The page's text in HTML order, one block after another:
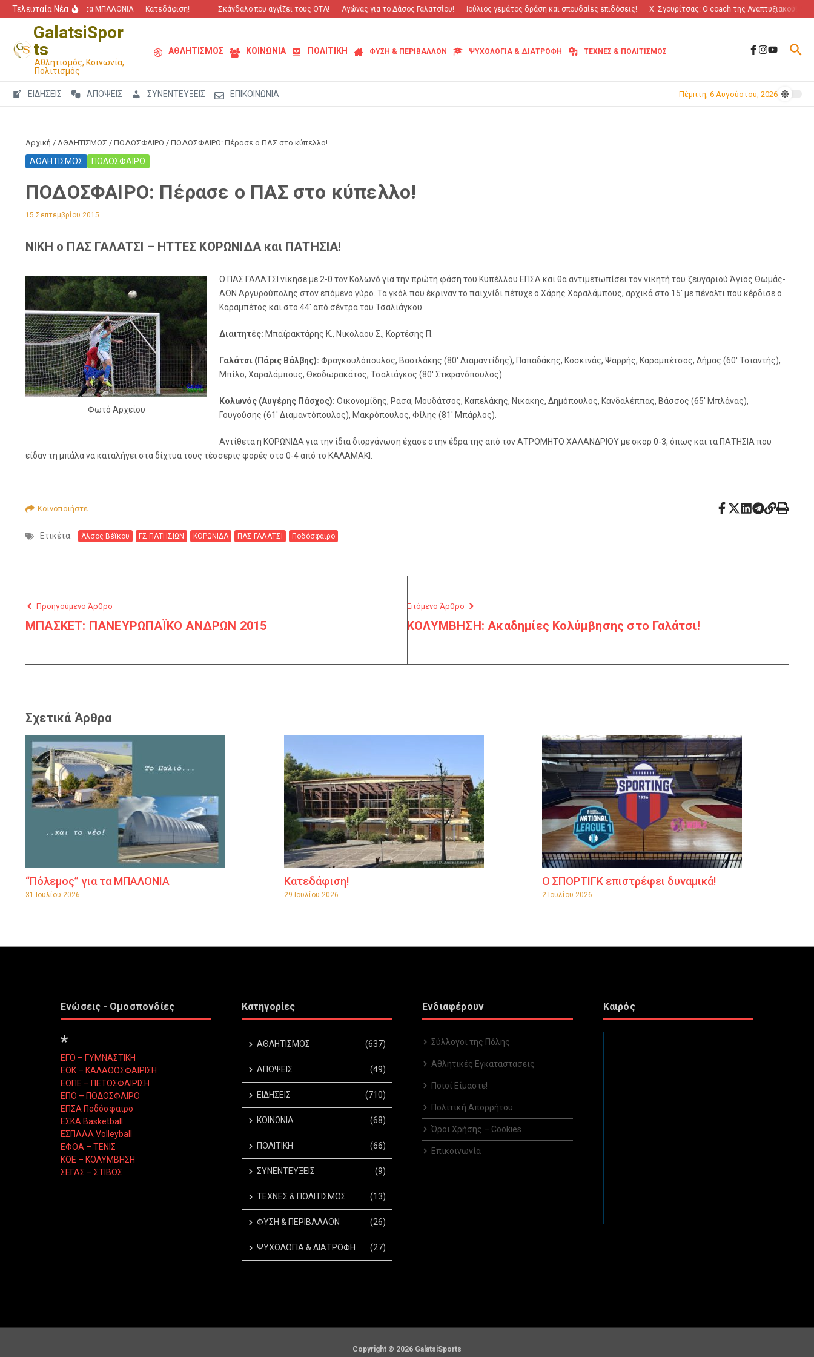
Μετάβαση στο περιεχόμενο
Τελευταία Νέα
“Πόλεμος” για τα ΜΠΑΛΟΝΙΑ Κατεδάφιση! Σκάνδαλο που αγγίζει τους ΟΤΑ! Αγώνας για το Δάσος Γαλατσίου! Ιούλιος γεμάτος δράση και σπουδαίες επιδόσεις! Χ. Σγουρίτσας: O coach της Αναπτυξιακού!
GalatsiSpor
ts
Αθλητισμός, Κοινωνία,
Πολιτισμός
ΑΘΛΗΤΙΣΜΟΣ ΚΟΙΝΩΝΙΑ ΠΟΛΙΤΙΚΗ ΦΥΣΗ & ΠΕΡΙΒΑΛΛΟΝ ΨΥΧΟΛΟΓΙΑ & ΔΙΑΤΡΟΦΗ ΤΕΧΝΕΣ & ΠΟΛΙΤΙΣΜΟΣ
ΕΙΔΗΣΕΙΣ ΑΠΟΨΕΙΣ ΣΥΝΕΝΤΕΥΞΕΙΣ ΕΠΙΚΟΙΝΩΝΙΑ Πέμπτη, 6 Αυγούστου, 2026
Αρχική / ΑΘΛΗΤΙΣΜΟΣ / ΠΟΔΟΣΦΑΙΡΟ / ΠΟΔΟΣΦΑΙΡΟ: Πέρασε ο ΠΑΣ στο κύπελλο!
ΑΘΛΗΤΙΣΜΟΣ ΠΟΔΟΣΦΑΙΡΟ
ΠΟΔΟΣΦΑΙΡΟ: Πέρασε ο ΠΑΣ στο κύπελλο!
15 Σεπτεμβρίου 2015
ΝΙΚΗ ο ΠΑΣ ΓΑΛΑΤΣΙ – ΗΤΤΕΣ ΚΟΡΩΝΙΔΑ και ΠΑΤΗΣΙΑ!
Φωτό Αρχείου
Ο ΠΑΣ ΓΑΛΑΤΣΙ νίκησε με 2-0 τον Κολωνό για την πρώτη φάση του Κυπέλλου ΕΠΣΑ και θα αντιμετωπίσει τον νικητή του ζευγαριού Άγιος Θωμάς-
ΑΟΝ Αργυρούπολης στον επόμενο γύρο. Τα γκόλ που έκριναν το παιχνίδι πέτυχε ο Χάρης Χαραλάμπους, αρχικά στο 15′ με πέναλτι που κέρδισε ο
Καραμπέτος και στο 44′ από σέντρα του Τσαλιάγκου.
Διαιτητές: Μπαϊρακτάρης Κ., Νικολάου Σ., Κορτέσης Π.
Γαλάτσι (Πάρις Βάλβης): Φραγκουλόπουλος, Βασιλάκης (80′ Διαμαντίδης), Παπαδάκης, Κοσκινάς, Ψαρρής, Καραμπέτσος, Δήμας (60′ Τσιαντής),
Μπίλο, Χαραλάμπους, Θεοδωρακάτος, Τσαλιάγκος (80′ Στεφανόπουλος).
Κολωνός (Αυγέρης Πάσχος): Οικονομίδης, Ράσα, Μουδάτσος, Καπελάκης, Νικάκης, Δημόπουλος, Κανδαλέππας, Βάσσος (65′ Μπλάνας),
Γουγούσης (61′ Διαμαντόπουλος), Μακρόπουλος, Φίλης (81′ Μπάρλος).
Αντίθετα η ΚΟΡΩΝΙΔΑ για την ίδια διοργάνωση έχασε στην έδρα της από τον ΑΤΡΟΜΗΤΟ ΧΑΛΑΝΔΡΙΟΥ με σκορ 0-3, όπως και τα ΠΑΤΗΣΙΑ που
είδαν τη μπάλα να καταλήγει στα δίχτυα τους τέσσερις φορές στο 0-4 από το ΚΑΛΑΜΑΚΙ.
Κοινοποιήστε
Ετικέτα: Άλσος Βέϊκου ΓΣ ΠΑΤΗΣΙΩΝ ΚΟΡΩΝΙΔΑ ΠΑΣ ΓΑΛΑΤΣΙ Ποδόσφαιρο
Προηγούμενο Άρθρο
ΜΠΑΣΚΕΤ: ΠΑΝΕΥΡΩΠΑΪΚΟ ΑΝΔΡΩΝ 2015
Επόμενο Άρθρο
ΚΟΛΥΜΒΗΣΗ: Ακαδημίες Κολύμβησης στο Γαλάτσι!
Σχετικά Άρθρα
“Πόλεμος” για τα ΜΠΑΛΟΝΙΑ
31 Ιουλίου 2026
Κατεδάφιση!
29 Ιουλίου 2026
Ο ΣΠΟΡΤΙΓΚ επιστρέφει δυναμικά!
2 Ιουλίου 2026
Ενώσεις - Ομοσπονδίες
*
ΕΓΟ – ΓΥΜΝΑΣΤΙΚΗ
ΕΟΚ – ΚΑΛΑΘΟΣΦΑΙΡΙΣΗ
ΕΟΠΕ – ΠΕΤΟΣΦΑΙΡΙΣΗ
ΕΠΟ – ΠΟΔΟΣΦΑΙΡΟ
ΕΠΣΑ Ποδόσφαιρο
ΕΣΚΑ Basketball
ΕΣΠΑΑΑ Volleyball
ΕΦΟΑ – ΤΕΝΙΣ
ΚΟΕ – ΚΟΛΥΜΒΗΣΗ
ΣΕΓΑΣ – ΣΤΙΒΟΣ
Κατηγορίες
ΑΘΛΗΤΙΣΜΟΣ (637)
ΑΠΟΨΕΙΣ (49)
ΕΙΔΗΣΕΙΣ (710)
ΚΟΙΝΩΝΙΑ (68)
ΠΟΛΙΤΙΚΗ (66)
ΣΥΝΕΝΤΕΥΞΕΙΣ (9)
ΤΕΧΝΕΣ & ΠΟΛΙΤΙΣΜΟΣ (13)
ΦΥΣΗ & ΠΕΡΙΒΑΛΛΟΝ (26)
ΨΥΧΟΛΟΓΙΑ & ΔΙΑΤΡΟΦΗ (27)
Ενδιαφέρουν
Σύλλογοι της Πόλης
Αθλητικές Εγκαταστάσεις
Ποιοί Είμαστε!
Πολιτική Απορρήτου
Όροι Χρήσης – Cookies
Επικοινωνία
Καιρός
Copyright © 2026 GalatsiSports